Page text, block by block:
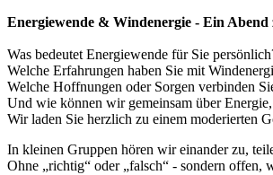
Energiewende & Windenergie - Ein
Was bedeutet Energiewende für Sie
Welche Erfahrungen haben Sie mit
Welche Hoffnungen oder Sorgen verbinden
Und wie können wir gemeinsam über
Wir laden Sie herzlich zu einem moderierten
In kleinen Gruppen hören wir einander zu,
Ohne „richtig“ oder „falsch“ - sondern offen,